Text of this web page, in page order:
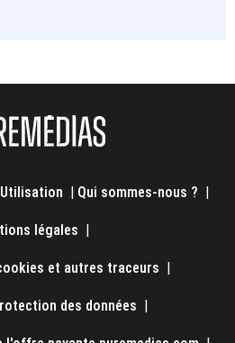
| Qui sommes-nous ? |
légales |
et autres traceurs |
des données |